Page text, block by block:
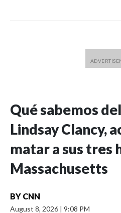
Qué sabemos
Lindsay Clancy,
matar a sus tres
Massachusetts
BY CNN
August 8, 2026 | 9:08 PM